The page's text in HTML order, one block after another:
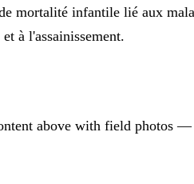
mortalité infantile lié aux
à l'assainissement.
above with field photos